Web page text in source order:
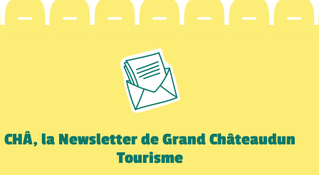
CHÂ, la Newsletter de Grand Châteaudun
Tourisme